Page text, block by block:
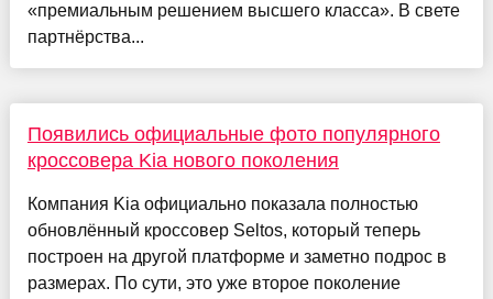
«премиальным решением высшего класса». В свете
партнёрства...
Появились официальные фото популярного
кроссовера Kia нового поколения
Компания Kia официально показала полностью
обновлённый кроссовер Seltos, который теперь
построен на другой платформе и заметно подрос в
размерах. По сути, это уже второе поколение